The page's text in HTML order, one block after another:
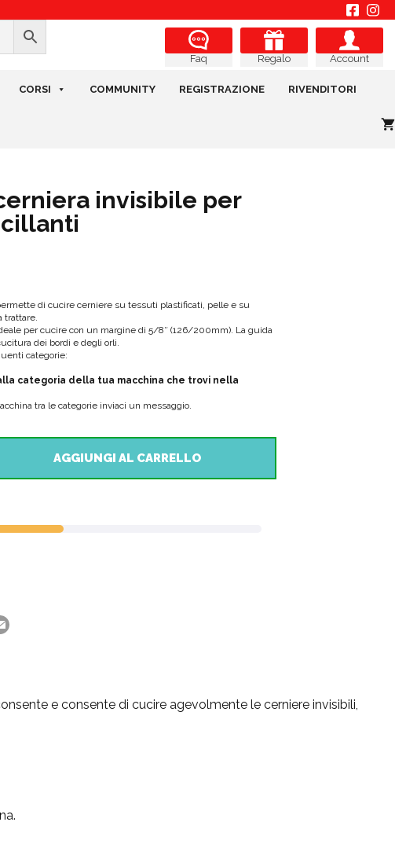
Faq Regalo Account
CORSI COMMUNITY REGISTRAZIONE RIVENDITORI
invisibile per
di cucire cerniere su tessuti plastificati, pelle e su
trattare.
per cucire con un margine di 5/8″ (126/200mm). La guida
dei bordi e degli orli.
categorie:
categoria della tua macchina che trovi nella
tra le categorie inviaci un messaggio.
AGGIUNGI AL CARRELLO
e consente di cucire agevolmente le cerniere invisibili,
cerniera
macchine